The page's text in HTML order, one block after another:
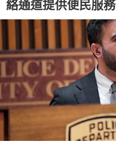
絡通道提供便民服務